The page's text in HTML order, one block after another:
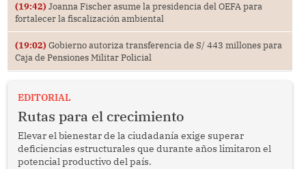
(19:42) Joanna Fischer asume la presidencia del OEFA para
fortalecer la fiscalización ambiental
(19:02) Gobierno autoriza transferencia de S/ 443 millones para
Caja de Pensiones Militar Policial
EDITORIAL
Rutas para el crecimiento
Elevar el bienestar de la ciudadanía exige superar
deficiencias estructurales que durante años limitaron el
potencial productivo del país.